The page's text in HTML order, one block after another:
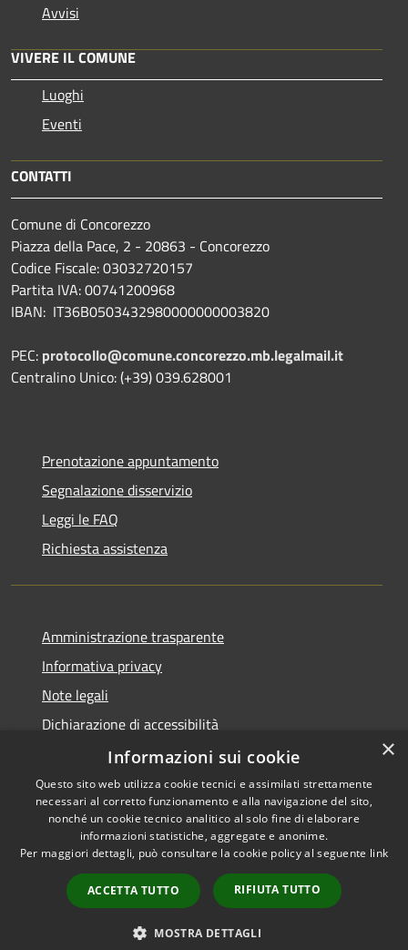
Avvisi
VIVERE IL COMUNE
Luoghi
Eventi
CONTATTI
Comune di Concorezzo
Piazza della Pace, 2 - 20863 - Concorezzo
Codice Fiscale: 03032720157
Partita IVA: 00741200968
IBAN: IT36B0503432980000000003820
PEC: protocollo@comune.concorezzo.mb.legalmail.it
Centralino Unico: (+39) 039.628001
Prenotazione appuntamento
Segnalazione disservizio
Leggi le FAQ
Richiesta assistenza
Amministrazione trasparente
Informativa privacy
Note legali
Dichiarazione di accessibilità
Whistleblowing
RSS
Accessibilità
Copyright © 2026 • Comune di
Concorezzo • Powered by
Municipium•
Accesso
redazione
×
Informazioni sui cookie
Questo sito web utilizza cookie tecnici e assimilati strettamente
necessari al corretto funzionamento e alla navigazione del sito,
nonché un cookie tecnico analitico al solo fine di elaborare
informazioni statistiche, aggregate e anonime.
Per maggiori dettagli, può consultare la cookie policy al seguente link
ACCETTA TUTTO RIFIUTA TUTTO
MOSTRA DETTAGLI